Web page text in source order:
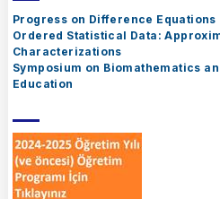
Progress on Difference Equations
Ordered Statistical Data:
Characterizations
Symposium on Biomathematics
Education